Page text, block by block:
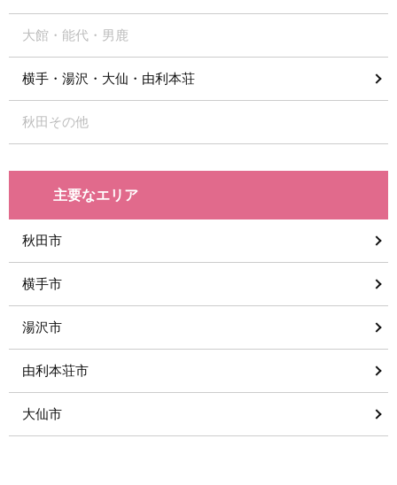
大館・能代・男鹿
横手・湯沢・大仙・由利本荘
秋田その他
主要なエリア
秋田市
横手市
湯沢市
由利本荘市
大仙市